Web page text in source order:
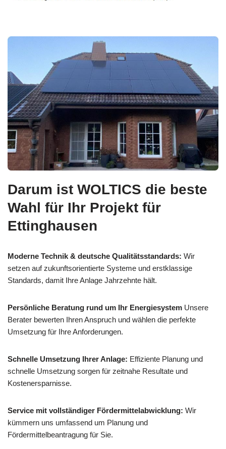
Darum ist WOLTICS die beste
Wahl für Ihr Projekt für
Ettinghausen
Moderne Technik & deutsche Qualitätsstandards: Wir
setzen auf zukunftsorientierte Systeme und erstklassige
Standards, damit Ihre Anlage Jahrzehnte hält.
Persönliche Beratung rund um Ihr Energiesystem Unsere
Berater bewerten Ihren Anspruch und wählen die perfekte
Umsetzung für Ihre Anforderungen.
Schnelle Umsetzung Ihrer Anlage: Effiziente Planung und
schnelle Umsetzung sorgen für zeitnahe Resultate und
Kostenersparnisse.
Service mit vollständiger Fördermittelabwicklung: Wir
kümmern uns umfassend um Planung und
Fördermittelbeantragung für Sie.